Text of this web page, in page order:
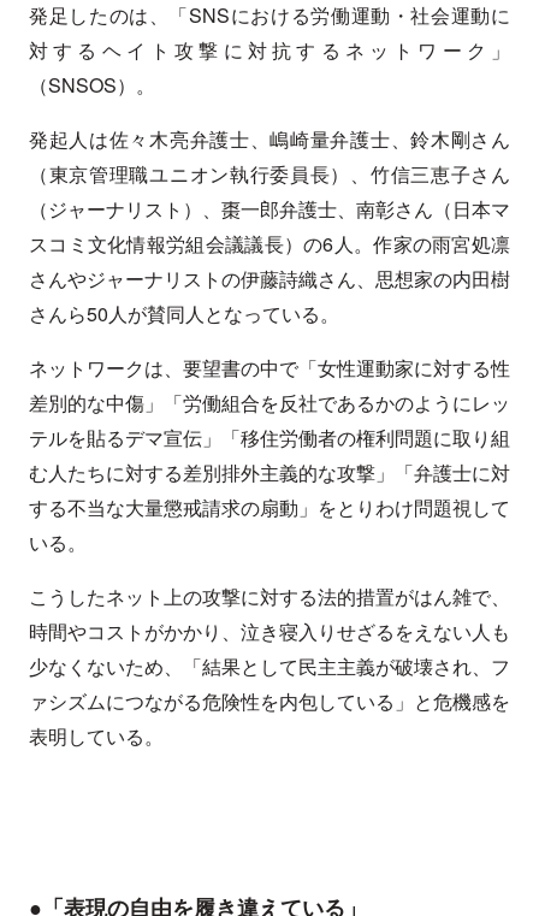
発足したのは、「SNSにおける労働運動・社会運動に
対するヘイト攻撃に対抗するネットワーク」
（SNSOS）。
発起人は佐々木亮弁護士、嶋崎量弁護士、鈴木剛さん
（東京管理職ユニオン執行委員長）、竹信三恵子さん
（ジャーナリスト）、棗一郎弁護士、南彰さん（日本マ
スコミ文化情報労組会議議長）の6人。作家の雨宮処凛
さんやジャーナリストの伊藤詩織さん、思想家の内田樹
さんら50人が賛同人となっている。
ネットワークは、要望書の中で「女性運動家に対する性
差別的な中傷」「労働組合を反社であるかのようにレッ
テルを貼るデマ宣伝」「移住労働者の権利問題に取り組
む人たちに対する差別排外主義的な攻撃」「弁護士に対
する不当な大量懲戒請求の扇動」をとりわけ問題視して
いる。
こうしたネット上の攻撃に対する法的措置がはん雑で、
時間やコストがかかり、泣き寝入りせざるをえない人も
少なくないため、「結果として民主主義が破壊され、フ
ァシズムにつながる危険性を内包している」と危機感を
表明している。
●「表現の自由を履き違えている」